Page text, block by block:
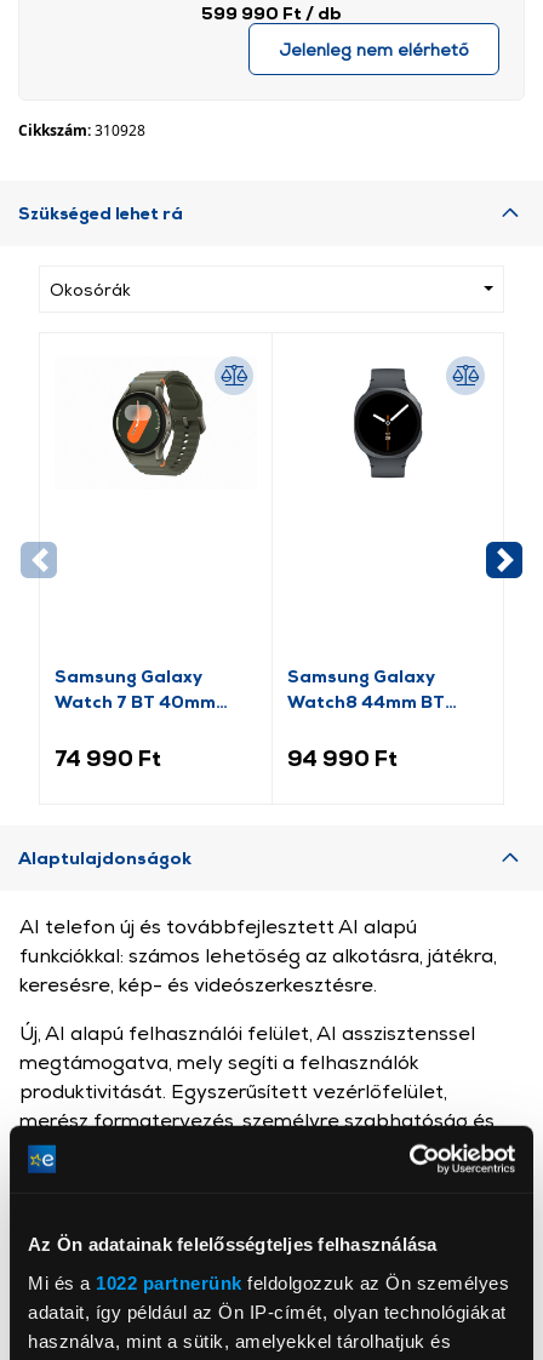
Az Ön adatainak felelősségteljes felhasználása
Mi és a 1022 partnerünk feldolgozzuk az Ön személyes
adatait, így például az Ön IP-címét, olyan technológiákat
használva, mint a sütik, amelyekkel tárolhatjuk és
599 990 Ft / db
Jelenleg nem elérhető
Cikkszám:310928
Szükséged lehet rá
Okosórák
Samsung Galaxy
Watch 7 BT 40mm
L300NZGAEUE)
74 990 Ft
Samsung Galaxy
Watch8 44mm BT
94 990 Ft
Alaptulajdonságok
AI telefon új és továbbfejlesztett AI alapú
funkciókkal: számos lehetőség az alkotásra, játékra,
keresésre, kép- és videószerkesztésre.
Új, AI alapú felhasználói felület, AI asszisztenssel
megtámogatva, mely segíti a felhasználók
produktivitását. Egyszerűsített vezérlőfelület,
merész formatervezés, személyre szabhatóság és
könnyű vezérlés segíti a mindennapjaidat.
Samsung Galaxy S25 Ultra Termékinformációs adatlap